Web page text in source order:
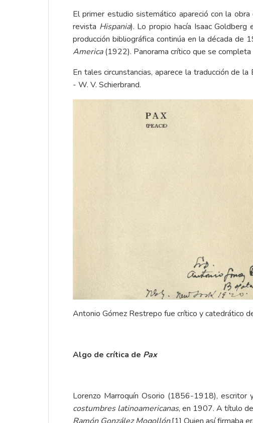
El primer estudio sistemático apareció con la
revista Hispania). Lo propio hacía Isaac Goldberg
producción bibliográfica continúa en la década
America(1922). Panorama crítico que se
En tales circunstancias, aparece la traducción de
- W. V. Schierbrand.
Antonio Gómez Restrepo fue crítico y catedrático
Algo de crítica de Pax
Lorenzo Marroquín Osorio (1856-1918),
costumbres latinoamericanas, en 1907. A título